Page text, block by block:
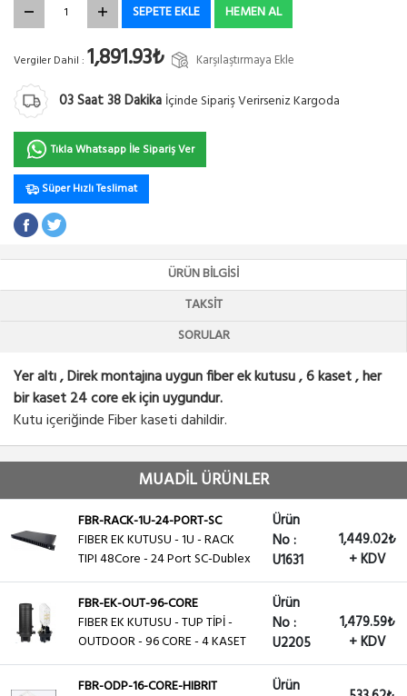
SEPETE EKLE HEMEN AL
Vergiler Dahil : 1,891.93₺ Karşılaştırmaya Ekle
03Saat38Dakika İçinde Sipariş Verirseniz Kargoda
Tıkla Whatsapp İle Sipariş Ver
Süper Hızlı Teslimat
ÜRÜN BILGISI
TAKSIT
SORULAR
Yer altı , Direk montajına uygun fiber ek kutusu , 6 kaset , her
bir kaset 24 core ek için uygundur.
Kutu içeriğinde Fiber kaseti dahildir.
MUADİL ÜRÜNLER
FBR-RACK-1U-24-PORT-SC
FIBER EK KUTUSU - 1U - RACK
TIPI 48Core - 24 Port SC-Dublex
Ürün
No :
U1631
1,449.02₺
+ KDV
FBR-EK-OUT-96-CORE
FIBER EK KUTUSU - TUP TİPİ -
OUTDOOR - 96 CORE - 4 KASET
Ürün
No :
U2205
1,479.59₺
+ KDV
FBR-ODP-16-CORE-HIBRIT
Ürün